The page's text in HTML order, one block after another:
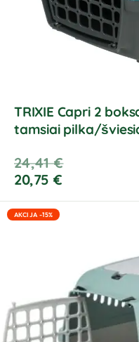
TRIXIE Capri 2
tamsiai pilka/
24,41€
20,75 €
AKCIJA -15%